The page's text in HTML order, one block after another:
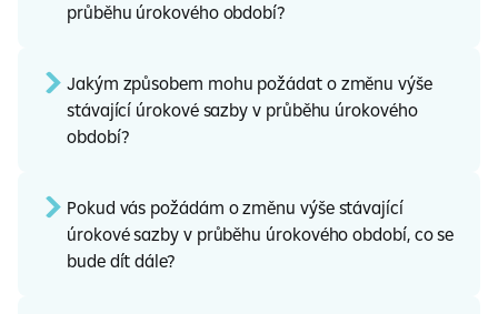
průběhu úrokového období?
Jakým způsobem mohu požádat o změnu výše
stávající úrokové sazby v průběhu úrokového
období?
Pokud vás požádám o změnu výše stávající
úrokové sazby v průběhu úrokového období, co se
bude dít dále?